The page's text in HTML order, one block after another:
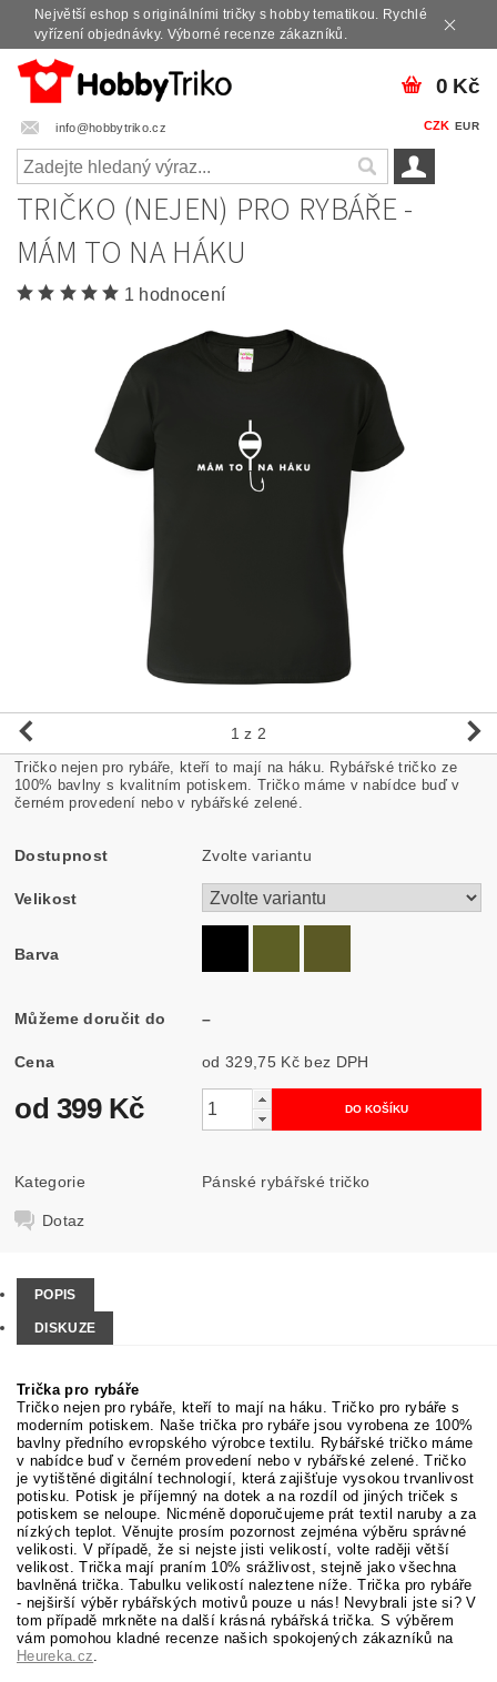
Největší eshop s originálními tričky s hobby tematikou. Rychlé
vyřízení objednávky. Výborné recenze zákazníků.
info@hobbytriko.cz CZK EUR
0 Kč
TRIČKO (NEJEN) PRO RYBÁŘE -
MÁM TO NA HÁKU
1 hodnocení
1 z 2
Tričko nejen pro rybáře, kteří to mají na háku. Rybářské tričko ze
100% bavlny s kvalitním potiskem. Tričko máme v nabídce buď v
černém provedení nebo v rybářské zelené.
Dostupnost Zvolte variantu
Velikost
Barva
Můžeme doručit do –
Cena od 329,75 Kč bez DPH
od 399 Kč
Kategorie Pánské rybářské tričko
Dotaz
POPIS
DISKUZE
Trička pro rybáře
Tričko nejen pro rybáře, kteří to mají na háku. Tričko pro rybáře s
moderním potiskem. Naše trička pro rybáře jsou vyrobena ze 100%
bavlny předního evropského výrobce textilu. Rybářské tričko máme
v nabídce buď v černém provedení nebo v rybářské zelené. Tričko
je vytištěné digitální technologií, která zajišťuje vysokou trvanlivost
potisku. Potisk je příjemný na dotek a na rozdíl od jiných triček s
potiskem se neloupe. Nicméně doporučujeme prát textil naruby a za
nízkých teplot. Věnujte prosím pozornost zejména výběru správné
velikosti. V případě, že si nejste jisti velikostí, volte raději větší
velikost. Trička mají praním 10% srážlivost, stejně jako všechna
bavlněná trička. Tabulku velikostí naleztene níže. Trička pro rybáře
- nejširší výběr rybářských motivů pouze u nás! Nevybrali jste si? V
tom případě mrkněte na další krásná rybářská trička. S výběrem
vám pomohou kladné recenze našich spokojených zákazníků na
Heureka.cz.